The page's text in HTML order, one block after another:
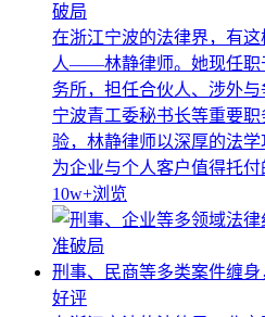
破局
在浙江宁波的法律界，有
人——林静律师。她现任职
务所，担任合伙人、涉外
宁波青工委秘书长等重要
验，林静律师以深厚的法
为企业与个人客户值得托付
10w+浏览
刑事、民商等多类案件缠
好评